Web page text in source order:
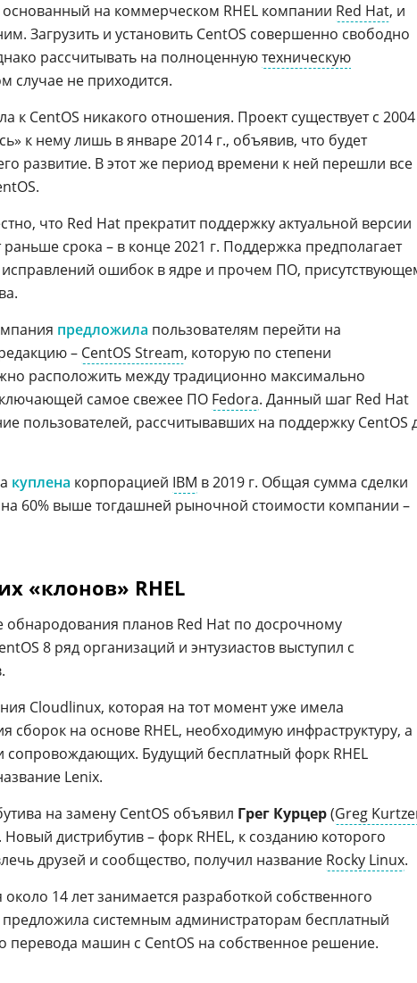
основанный на коммерческом RHEL компании Red Hat, и
Загрузить и установить CentOS совершенно свободно
рассчитывать на полноценнуютехническую
случае не приходится.
к CentOS никакого отношения. Проект существует с 2004
к нему лишь в январе 2014 г., объявив, что будет
развитие. В этот же период времени к ней перешли все
что Red Hat прекратит поддержку актуальной версии
срока – в конце 2021 г. Поддержка предполагает
ошибок в ядре и прочем ПО,
предложила пользователям перейти на
– CentOS Stream, которую по степени
расположить между традиционно максимально
самое свежее ПО Fedora. Данный шаг Red Hat
пользователей, рассчитывавших на поддержку CentOS
куплена корпорацией IBM в 2019 г. Общая сумма сделки
на 60% выше тогдашней рыночной стоимости компании –
«клонов» RHEL
обнародования планов Red Hat по досрочному
8 ряд организаций и энтузиастов выступил с
Cloudlinux, которая на тот момент уже имела
сборок на основе RHEL, необходимую инфраструктуру, а
сопровождающих. Будущий бесплатный форк RHEL
Lenix.
на замену CentOS объявил Грег Курцер(Greg
Новый дистрибутив – форк RHEL, к созданию которого
друзей и сообщество, получил название Rocky Linux.
около 14 лет занимается разработкой собственного
предложила системным администраторам бесплатный
перевода машин с CentOS на собственное решение.